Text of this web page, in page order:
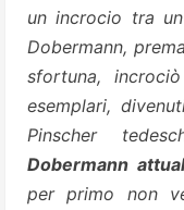
un incrocio tra
Dobermann,
sfortuna,
esemplari,
Pinscher
Dobermann
per primo non